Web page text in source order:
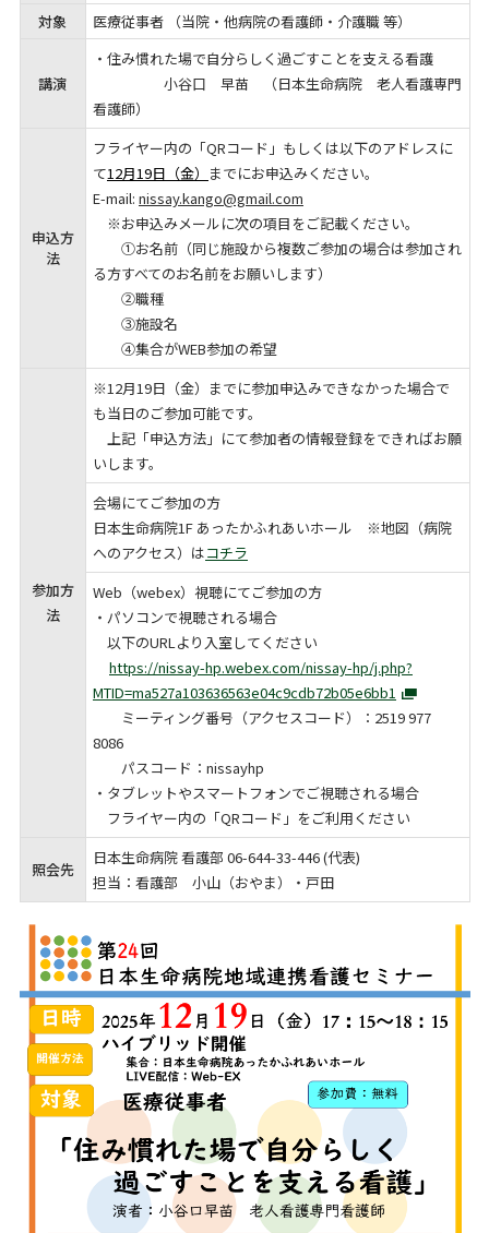
対象
医療従事者 （当院・ 他病院の看護師・介護職 等）
講演
・住み慣れた場で自分らしく過ごすことを支える看護
小谷口 早苗 （日本生命病院 老人看護専門
看護師）
申込方
法
フライヤー内の「QRコード」もしくは以下のアドレスに
て12月19日（金） までにお申込みください。
E-mail: nissay.kango@gmail.com
※お申込みメールに次の項目をご記載ください。
①お名前（同じ施設から複数ご参加の場合は参加され
る方すべてのお名前をお願いします）
②職種
③施設名
④集合がWEB参加の希望
参加方
法
※12月19日（金）までに参加申込みできなかった場合で
も当日のご参加可能です。
上記「申込方法」にて参加者の情報登録をできればお願
いします。
会場にてご参加の方
日本生命病院1F あったかふれあいホール ※地図（病院
へのアクセス）はコチラ
Web（webex）視聴にてご参加の方
・パソコンで視聴される場合
以下のURLより入室してください
https://nissay-hp.webex.com/nissay-hp/j.php?
MTID=ma527a103636563e04c9cdb72b05e6bb1
ミーティング番号（アクセスコード）：2519 977
8086
パスコード：nissayhp
・タブレットやスマートフォンでご視聴される場合
フライヤー内の「QRコード」をご利用ください
照会先
日本生命病院 看護部 06-644-33-446(代表)
担当：看護部 小山（おやま）・戸田